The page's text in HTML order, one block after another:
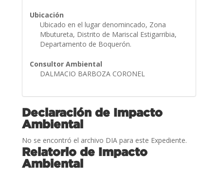
Ubicación
Ubicado en el lugar denomincado, Zona
Mbutureta, Distrito de Mariscal Estigarribia,
Departamento de Boquerón.
Consultor Ambiental
DALMACIO BARBOZA CORONEL
Declaración de Impacto
Ambiental
No se encontró el archivo DIA para este Expediente.
Relatorio de Impacto
Ambiental